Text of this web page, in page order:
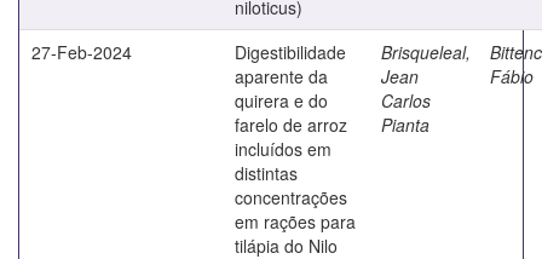
niloticus)
27-Feb-2024
Digestibilidade
aparente da
quirera e do
farelo de arroz
incluídos em
distintas
concentrações
em rações para
tilápia do Nilo
Brisqueleal,
Jean
Carlos
Pianta
Fábio